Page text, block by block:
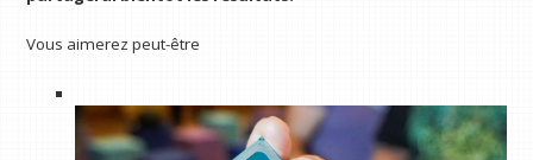
Vous aimerez peut-être